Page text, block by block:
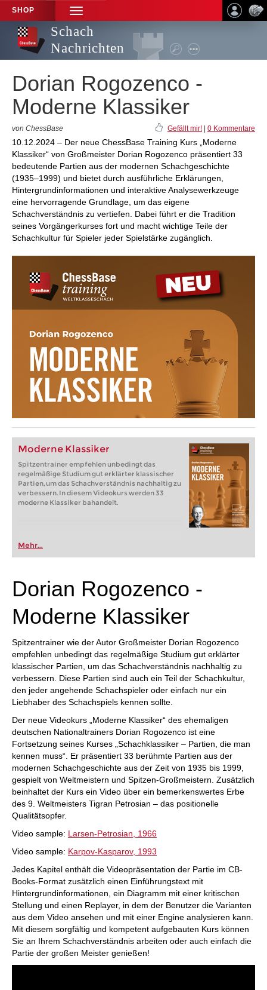
SHOP
TOGGLE
NAVIGATION
Schach
Nachrichten
Dorian Rogozenco -
Moderne Klassiker
von ChessBase Gefällt mir! 0 Kommentare
10.12.2024 – Der neue ChessBase Training Kurs „Moderne
Klassiker“ von Großmeister Dorian Rogozenco präsentiert 33
bedeutende Partien aus der modernen Schachgeschichte
(1935–1999) und bietet durch ausführliche Erklärungen,
Hintergrundinformationen und interaktive Analysewerkzeuge
eine hervorragende Grundlage, um das eigene
Schachverständnis zu vertiefen. Dabei führt er die Tradition
seines Vorgängerkurses fort und macht wichtige Teile der
Schachkultur für Spieler jeder Spielstärke zugänglich.
Moderne Klassiker
Spitzentrainer empfehlen unbedingt das
regelmäßige Studium gut erklärter klassischer
Partien, um das Schachverständnis nachhaltig zu
verbessern. In diesem Videokurs werden 33
moderne Klassiker bahandelt.
Mehr...
Dorian Rogozenco -
Moderne Klassiker
Spitzentrainer wie der Autor Großmeister Dorian Rogozenco
empfehlen unbedingt das regelmäßige Studium gut erklärter
klassischer Partien, um das Schachverständnis nachhaltig zu
verbessern. Diese Partien sind auch ein Teil der Schachkultur,
den jeder angehende Schachspieler oder einfach nur ein
Liebhaber des Schachspiels kennen sollte.
Der neue Videokurs „Moderne Klassiker“ des ehemaligen
deutschen Nationaltrainers Dorian Rogozenco ist eine
Fortsetzung seines Kurses „Schachklassiker – Partien, die man
kennen muss“. Er präsentiert 33 berühmte Partien aus der
modernen Schachgeschichte aus der Zeit von 1935 bis 1999,
gespielt von Weltmeistern und Spitzen-Großmeistern. Zusätzlich
beinhaltet der Kurs ein Video über ein bemerkenswertes Erbe
des 9. Weltmeisters Tigran Petrosian – das positionelle
Qualitätsopfer.
Video sample: Larsen-Petrosian, 1966
Video sample: Karpov-Kasparov, 1993
Jedes Kapitel enthält die Videopräsentation der Partie im CB-
Books-Format zusätzlich einen Einführungstext mit
Hintergrundinformationen, ein Diagramm mit einer kritischen
Stellung und einen Replayer, in dem der Benutzer die Varianten
aus dem Video ansehen und mit einer Engine analysieren kann.
Mit diesem sorgfältig und kompetent aufgebauten Kurs können
Sie an Ihrem Schachverständnis arbeiten oder auch einfach die
Partie der großen Meister genießen!